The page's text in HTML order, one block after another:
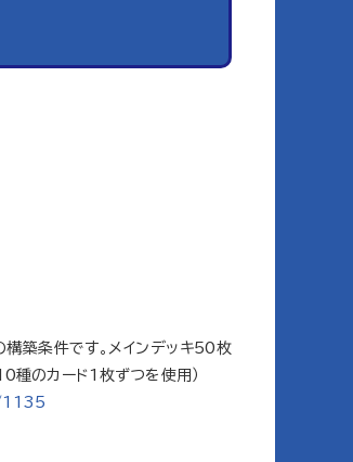
構築条件です。メインデッキ50枚
種のカード1枚ずつを使用）